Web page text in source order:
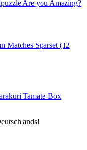
Are you Amazing?
Matches Sparset (12
Tamate-Box